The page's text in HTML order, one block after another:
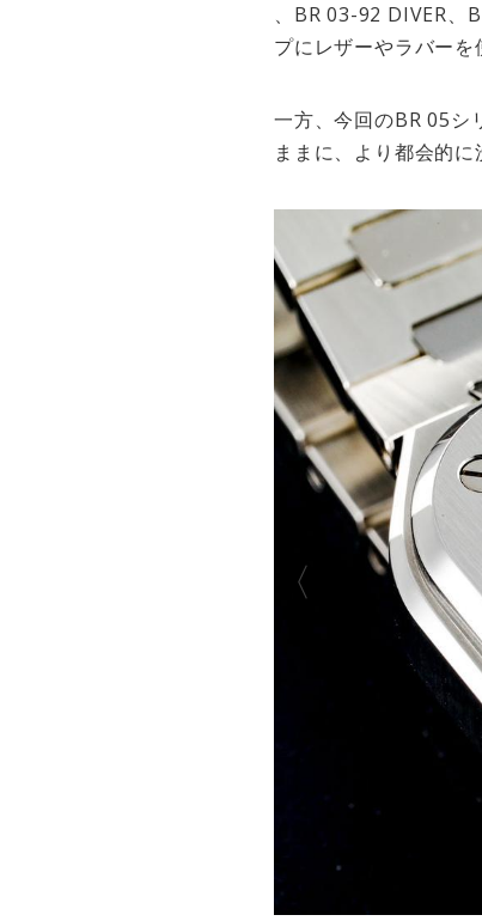
、BR 03-92 DIVER、
プにレザーやラバーを
一方、今回のBR 05シ
ままに、より都会的に